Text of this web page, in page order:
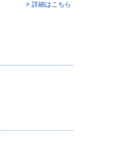
> 詳細はこちら